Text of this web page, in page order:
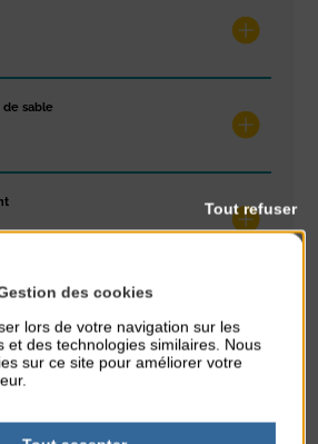
de sable
des cookies
lors de votre navigation sur les
et des technologies similaires. Nous
sur ce site pour améliorer votre
Tout refuser